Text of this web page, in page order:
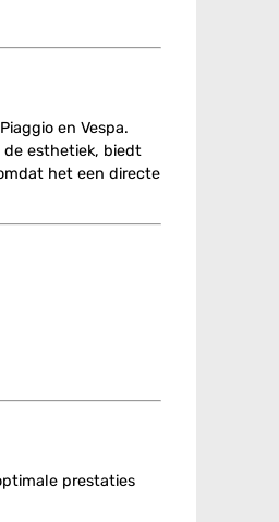
en Vespa.
esthetiek, biedt
het een directe
prestaties